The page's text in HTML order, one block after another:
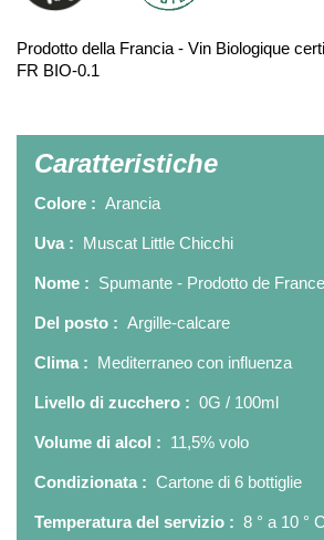
Prodotto della Francia - Vin Biologique
FR BIO-0.1
Caratteristiche
Colore : Arancia
Uva : Muscat Little Chicchi
Nome : Spumante - Prodotto de France
Del posto : Argille-calcare
Clima : Mediterraneo con influenza
Livello di zucchero : 0G / 100ml
Volume di alcol : 11,5% volo
Condizionata : Cartone di 6 bottiglie
Temperatura del servizio : 8 ° a 10 °